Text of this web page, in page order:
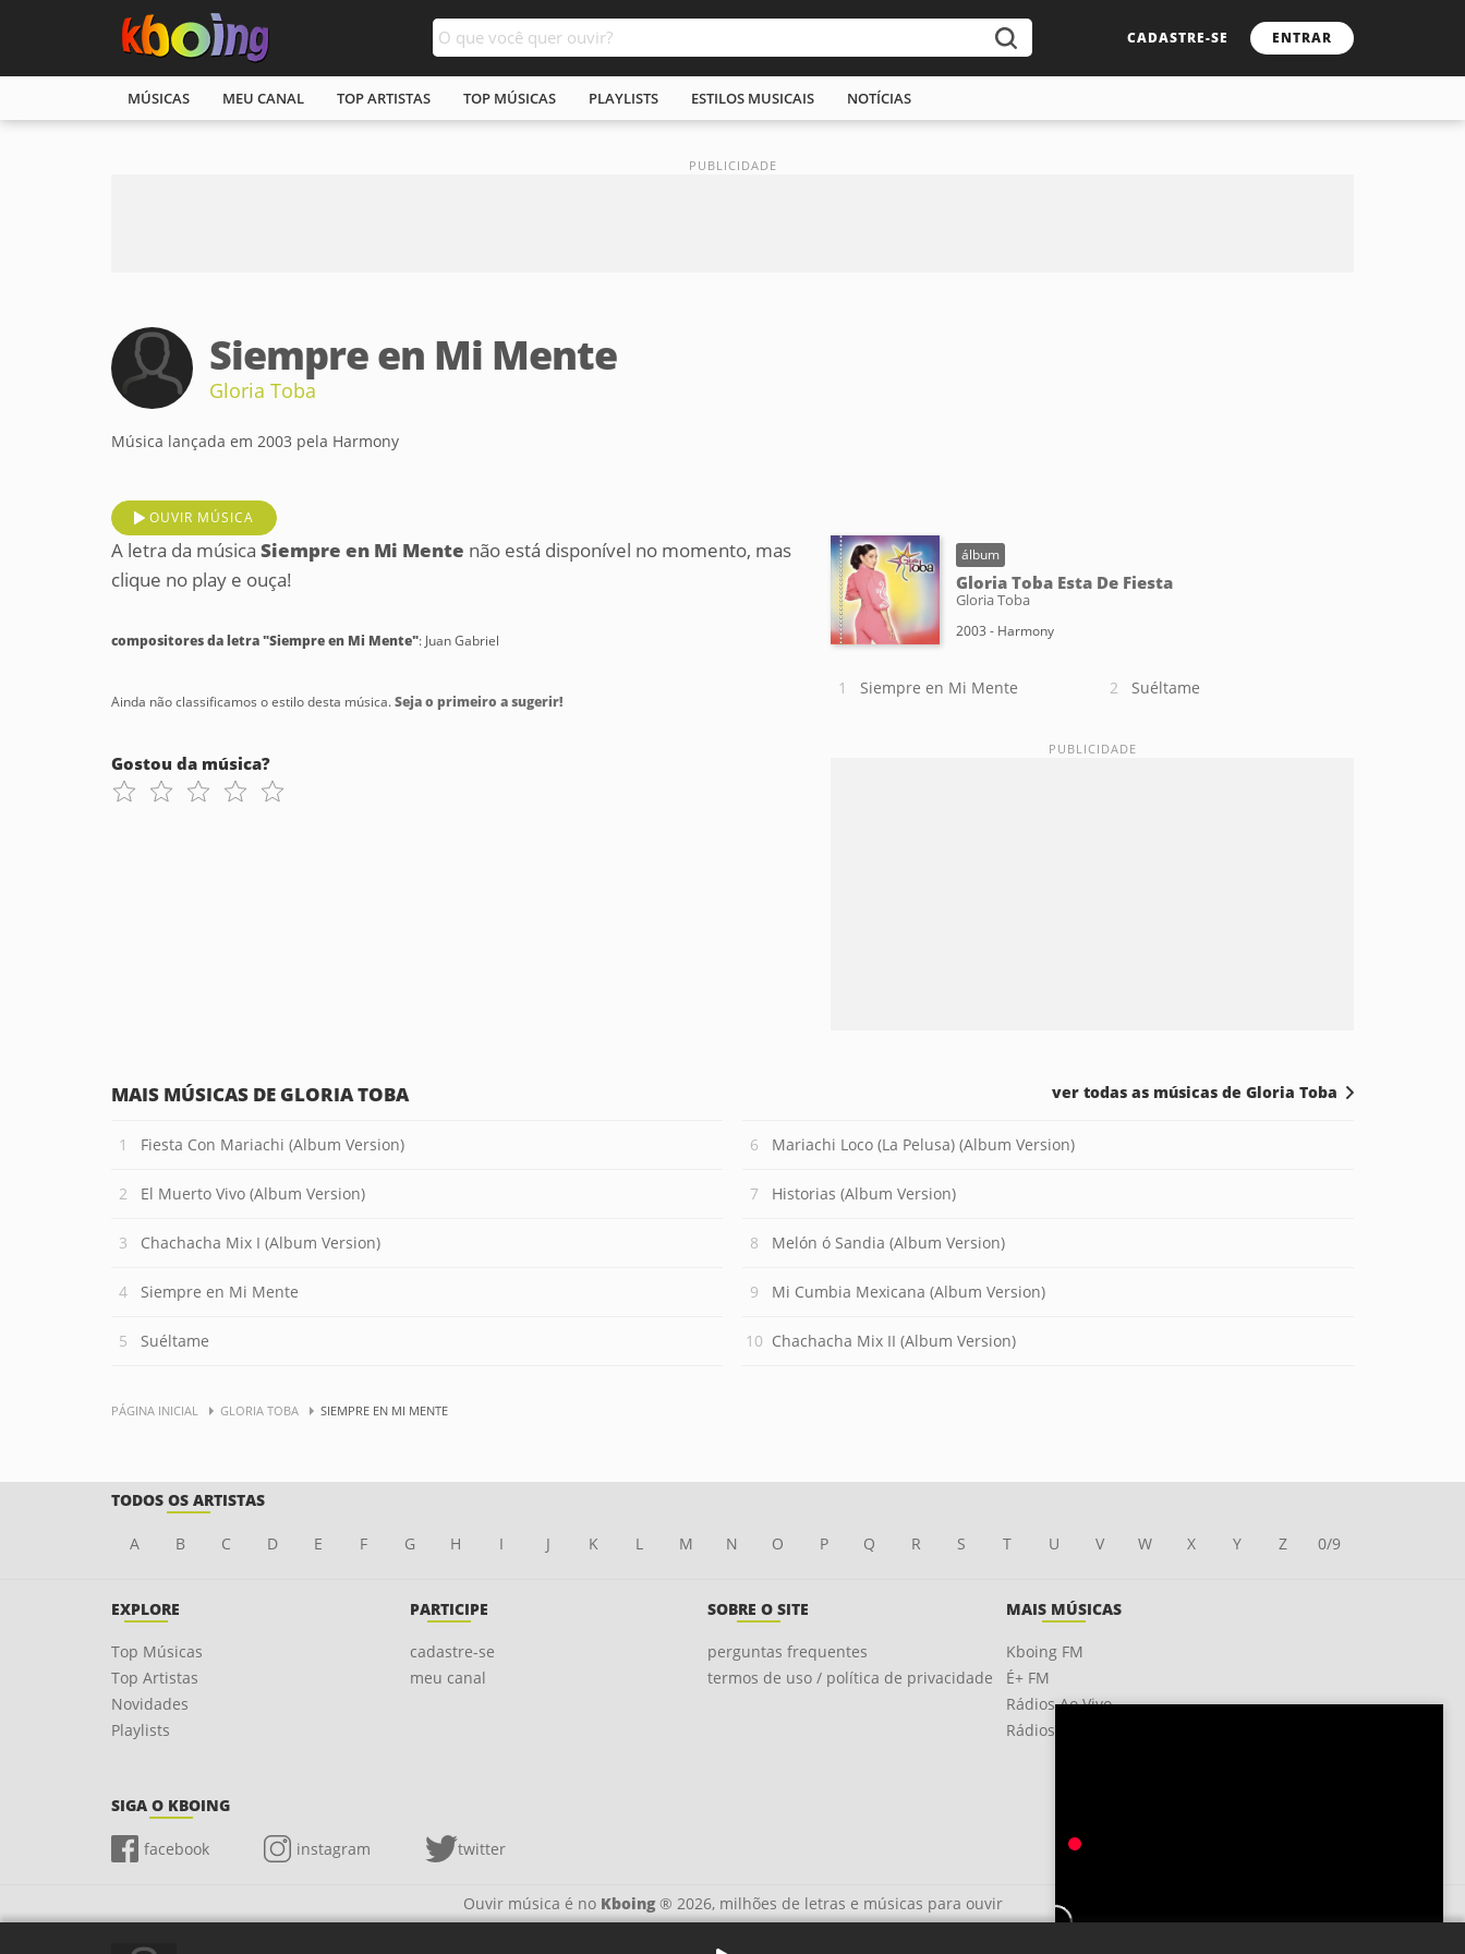
CADASTRE-SE ENTRAR
MÚSICAS MEU CANAL TOP ARTISTAS TOP MÚSICAS PLAYLISTS ESTILOS MUSICAIS NOTÍCIAS
Siempre en Mi Mente
Gloria Toba
Música lançada em 2003 pela Harmony
OUVIR MÚSICA
A letra da música Siempre en Mi Mente não está disponível no momento, mas
clique no play e ouça!
compositores da letra "Siempre en Mi Mente": Juan Gabriel
Ainda não classificamos o estilo desta música.Seja o primeiro a sugerir!
Gostou da música?
álbum
Gloria Toba Esta De Fiesta
Gloria Toba
2003 - Harmony
Siempre en Mi Mente Suéltame
MAIS MÚSICAS DE GLORIA TOBA
Fiesta Con Mariachi (Album Version)
El Muerto Vivo (Album Version)
Chachacha Mix I (Album Version)
Siempre en Mi Mente
Suéltame
Mariachi Loco (La Pelusa) (Album Version)
Historias (Album Version)
Melón ó Sandia (Album Version)
Mi Cumbia Mexicana (Album Version)
Chachacha Mix II (Album Version)
ver todas as músicas de Gloria Toba
PÁGINA INICIAL GLORIA TOBA SIEMPRE EN MI MENTE
TODOS OS ARTISTAS
A B C D E F G H I J K L M N O P Q R S T U V W X Y Z 0/9
EXPLORE
Top Músicas
Top Artistas
Novidades
Playlists
PARTICIPE
cadastre-se
meu canal
SOBRE O SITE
perguntas frequentes
termos de uso / política de privacidade
MAIS MÚSICAS
Kboing FM
É+ FM
Rádios Ao Vivo
Rádios OnLine
SIGA O KBOING
facebook instagram twitter
Ouvir música é no Kboing® 2026, milhões de letras e músicas para ouvir